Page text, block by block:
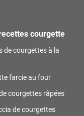
courgette
de courgettes à la
farcie au four
courgettes râpées
de courgettes